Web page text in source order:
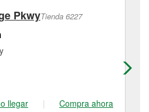
PkwyTienda 6227
llegar | Compra ahora